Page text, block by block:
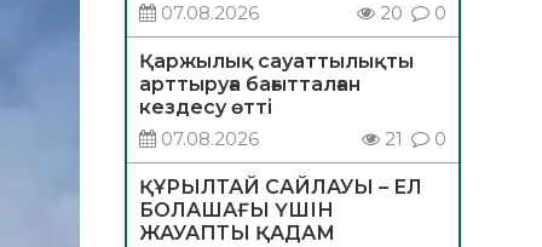
07.08.2026
20 0
Қаржылық сауаттылықты
арттыруға бағытталған
кездесу өтті
07.08.2026
21 0
ҚҰРЫЛТАЙ САЙЛАУЫ – ЕЛ
БОЛАШАҒЫ ҮШІН
ЖАУАПТЫ ҚАДАМ